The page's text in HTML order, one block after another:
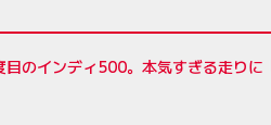
のインディ500。本気すぎる走りに